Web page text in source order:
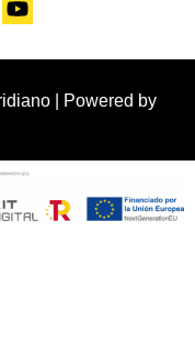
| Powered by